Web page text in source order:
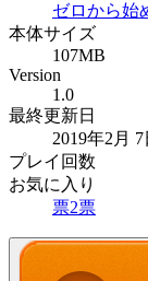
ゼロから始
本体サイズ
107MB
Version
1.0
最終更新日
2019年2月 7
プレイ回数
お気に入り
票2票